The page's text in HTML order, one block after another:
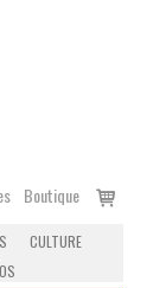
Boutique
Voir
CULTURE